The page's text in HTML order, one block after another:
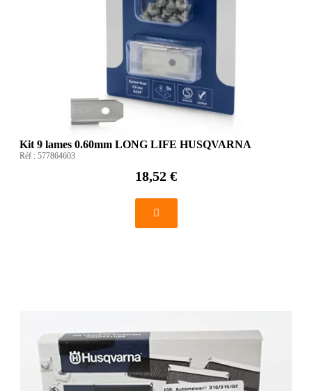
Kit 9 lames 0.60mm LONG LIFE HUSQVARNA
Réf : 577864603
18,52 €